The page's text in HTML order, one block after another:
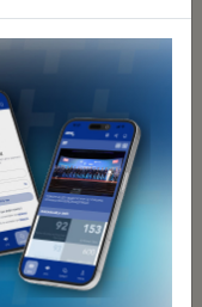
alındığını kaydetti.
yapan ülkenin
de önemi
dahilinde katma
teknolojileri,
dikkat çeken
üzerinde
genetiği
gelmeyi
Malta’nın
turizmi konularında
işbirliğinin bu yönde